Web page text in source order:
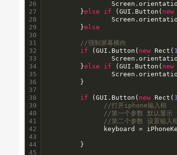
26
27
28
29
30
31
32
33
34
35
36
37
38
39
40
41
42
43
44
45
        }
else if (GUI.Button( new
		}
else
//强制屏幕横向
if (GUI.Button( new Rect(
        }
else if (GUI.Button( new
        }
if (GUI.Button( new Rect(
//打开iphone输入框
//第一个参数 默认显
//第二个参数 设置输入
keyboard =
        }